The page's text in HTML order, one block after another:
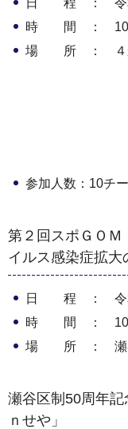
日 程 ： 令和
時 間 ： 10時
場 所 ： ４か
１．
２．
３．瀬谷
４．瀬谷
参加人数
第２回スポＧＯ
イルス感染症拡大
日 程 ： 令和
時 間 ： 10時
場 所 ： 瀬谷
瀬谷区制50周年記
ｎせや」